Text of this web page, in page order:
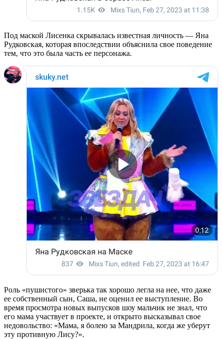
Под маской Лисенка скрывалась известная личность — Яна
Рудковская, которая впоследствии объяснила свое поведение
тем, что это была часть ее персонажа.
Роль «пушистого» зверька так хорошо легла на нее, что даже
ее собственный сын, Саша, не оценил ее выступление. Во
время просмотра новых выпусков шоу мальчик не знал, что
его мама участвует в проекте, и открыто высказывал свое
недовольство: «Мама, я болею за Мандрила, когда же уберут
эту противную Лису?».